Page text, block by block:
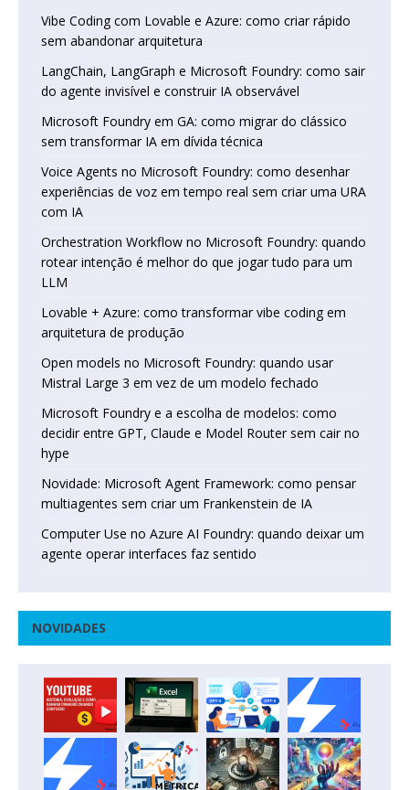
Vibe Coding com Lovable e Azure: como criar rápido
sem abandonar arquitetura
LangChain, LangGraph e Microsoft Foundry: como sair
do agente invisível e construir IA observável
Microsoft Foundry em GA: como migrar do clássico
sem transformar IA em dívida técnica
Voice Agents no Microsoft Foundry: como desenhar
experiências de voz em tempo real sem criar uma URA
com IA
Orchestration Workflow no Microsoft Foundry: quando
rotear intenção é melhor do que jogar tudo para um
LLM
Lovable + Azure: como transformar vibe coding em
arquitetura de produção
Open models no Microsoft Foundry: quando usar
Mistral Large 3 em vez de um modelo fechado
Microsoft Foundry e a escolha de modelos: como
decidir entre GPT, Claude e Model Router sem cair no
hype
Novidade: Microsoft Agent Framework: como pensar
multiagentes sem criar um Frankenstein de IA
Computer Use no Azure AI Foundry: quando deixar um
agente operar interfaces faz sentido
NOVIDADES